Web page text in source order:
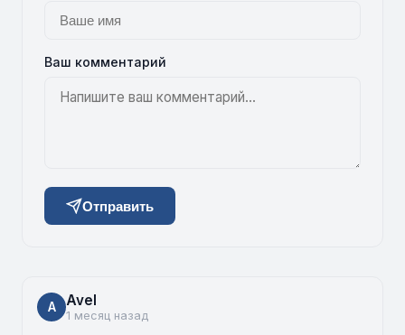
Ваш комментарий
Отправить
A Avel
1 месяц назад